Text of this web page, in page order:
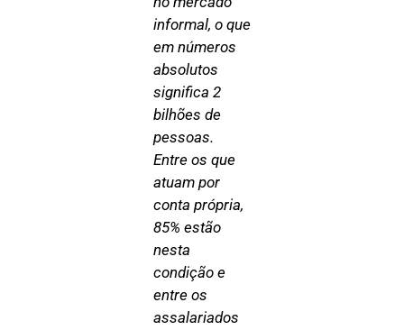
informal, o que
em números
absolutos
significa 2
bilhões de
pessoas.
Entre os que
atuam por
conta própria,
85% estão
nesta
condição e
entre os
assalariados